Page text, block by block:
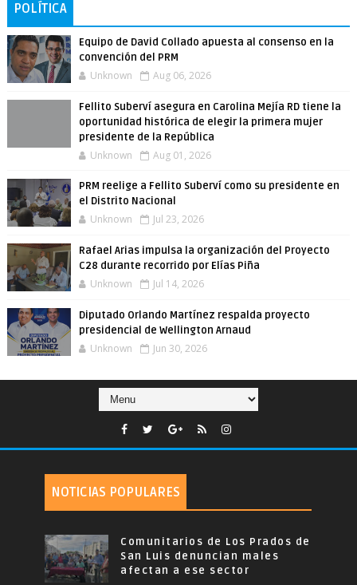
POLÍTICA
Equipo de David Collado apuesta al consenso en la
convención del PRM
Unknown Aug 06, 2026
Fellito Suberví asegura en Carolina Mejía RD tiene la
oportunidad histórica de elegir la primera mujer
presidente de la República
Unknown Aug 01, 2026
PRM reelige a Fellito Suberví como su presidente en
el Distrito Nacional
Unknown Jul 23, 2026
Rafael Arias impulsa la organización del Proyecto
C28 durante recorrido por Elías Piña
Unknown Jul 14, 2026
Diputado Orlando Martínez respalda proyecto
presidencial de Wellington Arnaud
Unknown Jun 30, 2026
NOTICIAS POPULARES
Comunitarios de Los Prados de
San Luis denuncian males
afectan a ese sector